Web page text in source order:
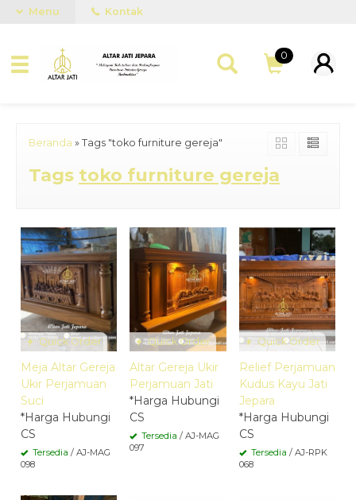
Menu Kontak
0
Beranda » Tags "toko furniture gereja"
Tags toko furniture gereja
Quick Order
Meja Altar Gereja
Ukir Perjamuan
Suci
*Harga Hubungi
CS
Tersedia / AJ-MAG
098
Quick Order
Altar Gereja Ukir
Perjamuan Jati
*Harga Hubungi
CS
Tersedia / AJ-MAG
097
Quick Order
Relief Perjamuan
Kudus Kayu Jati
Jepara
*Harga Hubungi
CS
Tersedia / AJ-RPK
068